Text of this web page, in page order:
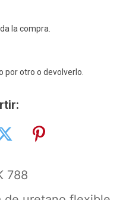
la compra.
por otro o devolverlo.
788